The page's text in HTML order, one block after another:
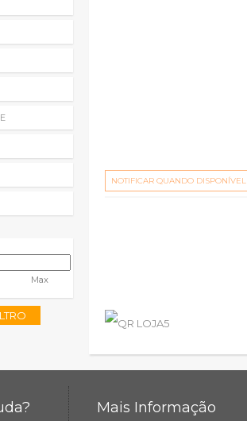
Max
NOTIFICAR QUANDO DISPONÍVEL
Mais Informação